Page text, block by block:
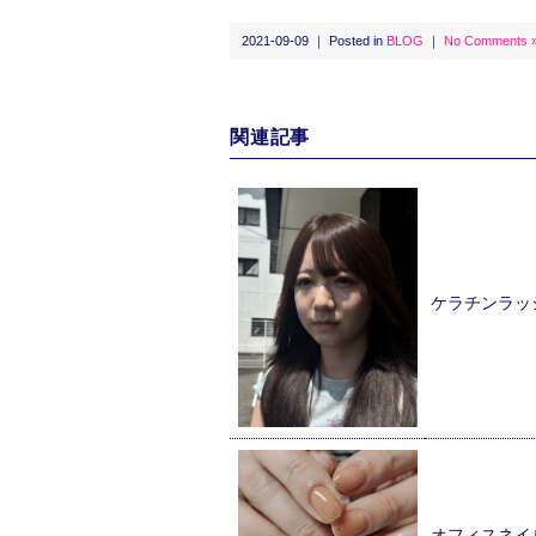
2021-09-09 ｜ Posted in BLOG ｜ No Comments
関連記事
ケラチンラッ